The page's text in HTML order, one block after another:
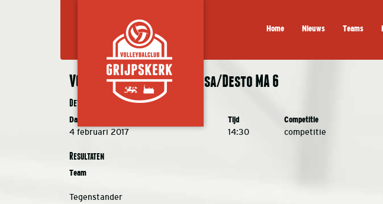
Home Nieuws Teams
VC Grijpskerk MA 1- Sudosa/Desto MA 6
Details
Datum Tijd Competitie
4 februari 2017 14:30 competitie
Resultaten
Team
Tegenstander